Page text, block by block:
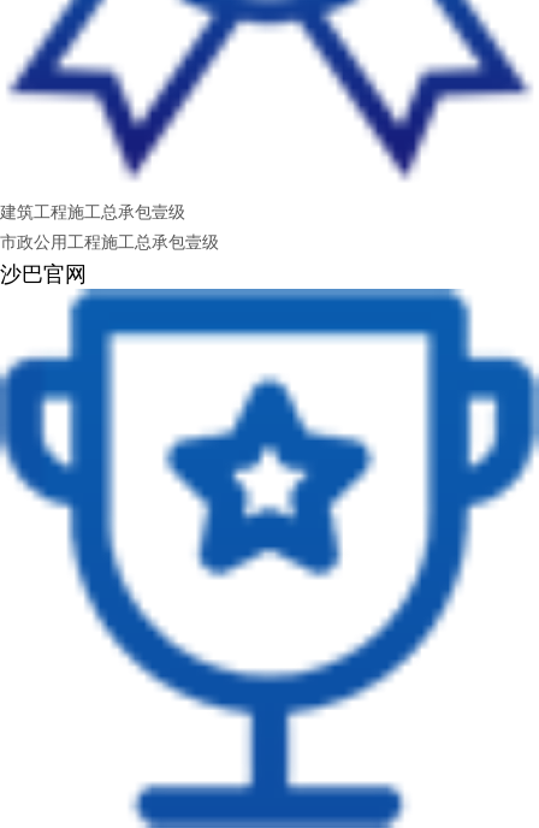
建筑工程施工总承包壹级
市政公用工程施工总承包壹级
沙巴官网